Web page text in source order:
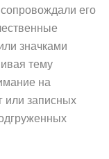
его
значками
тему
на
или записных